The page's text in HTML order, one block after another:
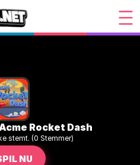
Rocket Dash
stemt. (0 Stemmer)
NU